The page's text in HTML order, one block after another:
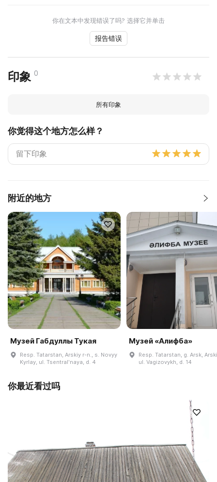
你在文本中发现错误了吗? 选择它并单击
报告错误
印象 0
所有印象
你觉得这个地方怎么样？
附近的地方
Музей Габдуллы Тукая
Resp. Tatarstan, Arskiy r-n., s. Novyy
Kyrlay, ul. Tsentralʹnaya, d. 4
Музей «Алифба»
Resp. Tatarstan, g. Arsk,
ul. Vagizovykh, d. 14
你最近看过吗